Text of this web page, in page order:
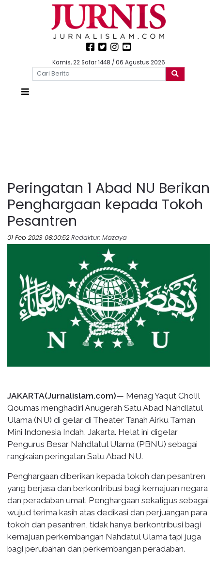
Kamis, 22 Safar 1448 / 06 Agustus 2026
Peringatan 1 Abad NU Berikan
Penghargaan kepada Tokoh
Pesantren
01 Feb 2023 08:00:52 Redaktur: Mazaya
JAKARTA(Jurnalislam.com)— Menag Yaqut Cholil
Qoumas menghadiri Anugerah Satu Abad Nahdlatul
Ulama (NU) di gelar di Theater Tanah Airku Taman
Mini Indonesia Indah, Jakarta. Helat ini digelar
Pengurus Besar Nahdlatul Ulama (PBNU) sebagai
rangkaian peringatan Satu Abad NU.
Penghargaan diberikan kepada tokoh dan pesantren
yang berjasa dan berkontribusi bagi kemajuan negara
dan peradaban umat. Penghargaan sekaligus sebagai
wujud terima kasih atas dedikasi dan perjuangan para
tokoh dan pesantren, tidak hanya berkontribusi bagi
kemajuan perkembangan Nahdatul Ulama tapi juga
bagi perubahan dan perkembangan peradaban.